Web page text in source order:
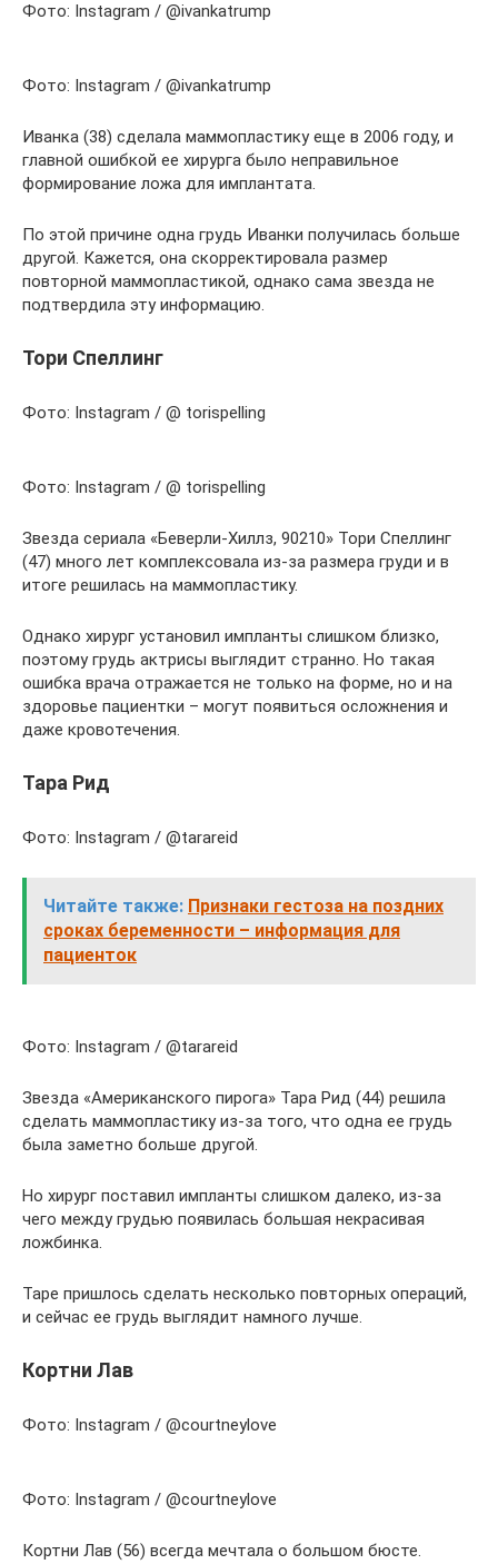
Фото: Instagram / @ivankatrump
Фото: Instagram / @ivankatrump
Иванка (38) сделала маммопластику еще в 2006 году, и
главной ошибкой ее хирурга было неправильное
формирование ложа для имплантата.
По этой причине одна грудь Иванки получилась больше
другой. Кажется, она скорректировала размер
повторной маммопластикой, однако сама звезда не
подтвердила эту информацию.
Тори Спеллинг
Фото: Instagram / @ torispelling
Фото: Instagram / @ torispelling
Звезда сериала «Беверли-Хиллз, 90210» Тори Спеллинг
(47) много лет комплексовала из-за размера груди и в
итоге решилась на маммопластику.
Однако хирург установил импланты слишком близко,
поэтому грудь актрисы выглядит странно. Но такая
ошибка врача отражается не только на форме, но и на
здоровье пациентки – могут появиться осложнения и
даже кровотечения.
Тара Рид
Фото: Instagram / @tarareid
Читайте также: Признаки гестоза на поздних
сроках беременности – информация для
пациенток
Фото: Instagram / @tarareid
Звезда «Американского пирога» Тара Рид (44) решила
сделать маммопластику из-за того, что одна ее грудь
была заметно больше другой.
Но хирург поставил импланты слишком далеко, из-за
чего между грудью появилась большая некрасивая
ложбинка.
Таре пришлось сделать несколько повторных операций,
и сейчас ее грудь выглядит намного лучше.
Кортни Лав
Фото: Instagram / @courtneylove
Фото: Instagram / @courtneylove
Кортни Лав (56) всегда мечтала о большом бюсте.